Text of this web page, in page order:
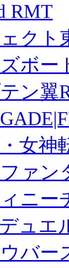
RMT
クト
ボー
ン翼
女神
ァン
ニー
ュエ
バー